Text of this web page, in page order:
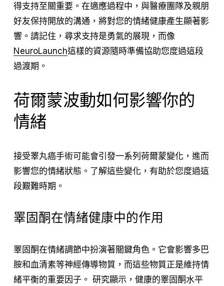
得支持至關重要。在適應過程中，與醫療團隊及親朋
好友保持開放的溝通，將對您的情緒健康產生顯著影
響。請記住，尋求支持是勇氣的展現，而像
NeuroLaunch這樣的資源隨時準備協助您度過這段
過渡期。
荷爾蒙波動如何影響你的
情緒
接受睪丸癌手術可能會引發一系列荷爾蒙變化，進而
影響您的情緒狀態。了解這些變化，有助於您度過這
段艱難時期。
睪固酮在情緒健康中的作用
睪固酮在情緒調節中扮演著關鍵角色。它會影響多巴
胺和血清素等神經傳導物質，而這些物質正是維持情
緒平衡的重要因子。 研究顯示，健康的睪固酮水平